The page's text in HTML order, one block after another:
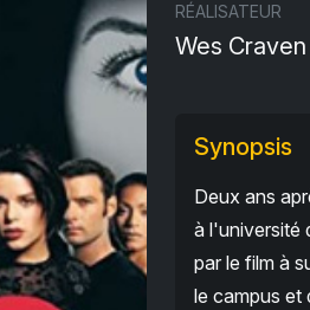
RÉALISATEUR
Wes Craven
Synopsis
Deux ans
à l'université
par le film à
le campus et